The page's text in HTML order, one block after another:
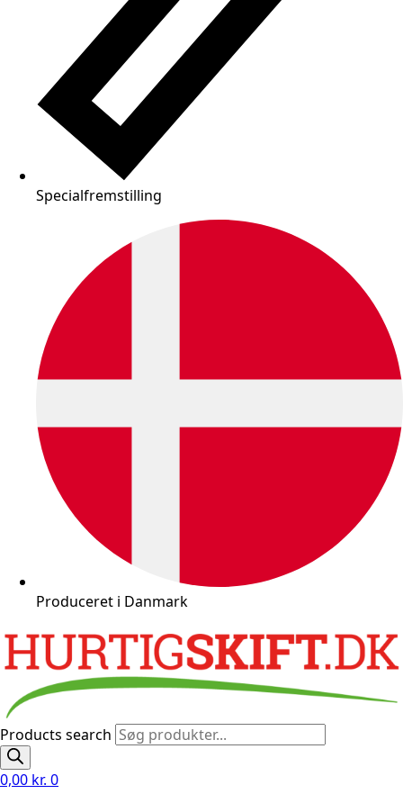
Specialfremstilling
Produceret i Danmark
Products search
0,00 kr. 0